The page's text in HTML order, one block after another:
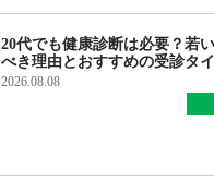
20代でも健康診断は必要？若
べき理由とおすすめの受診タ
2026.08.08